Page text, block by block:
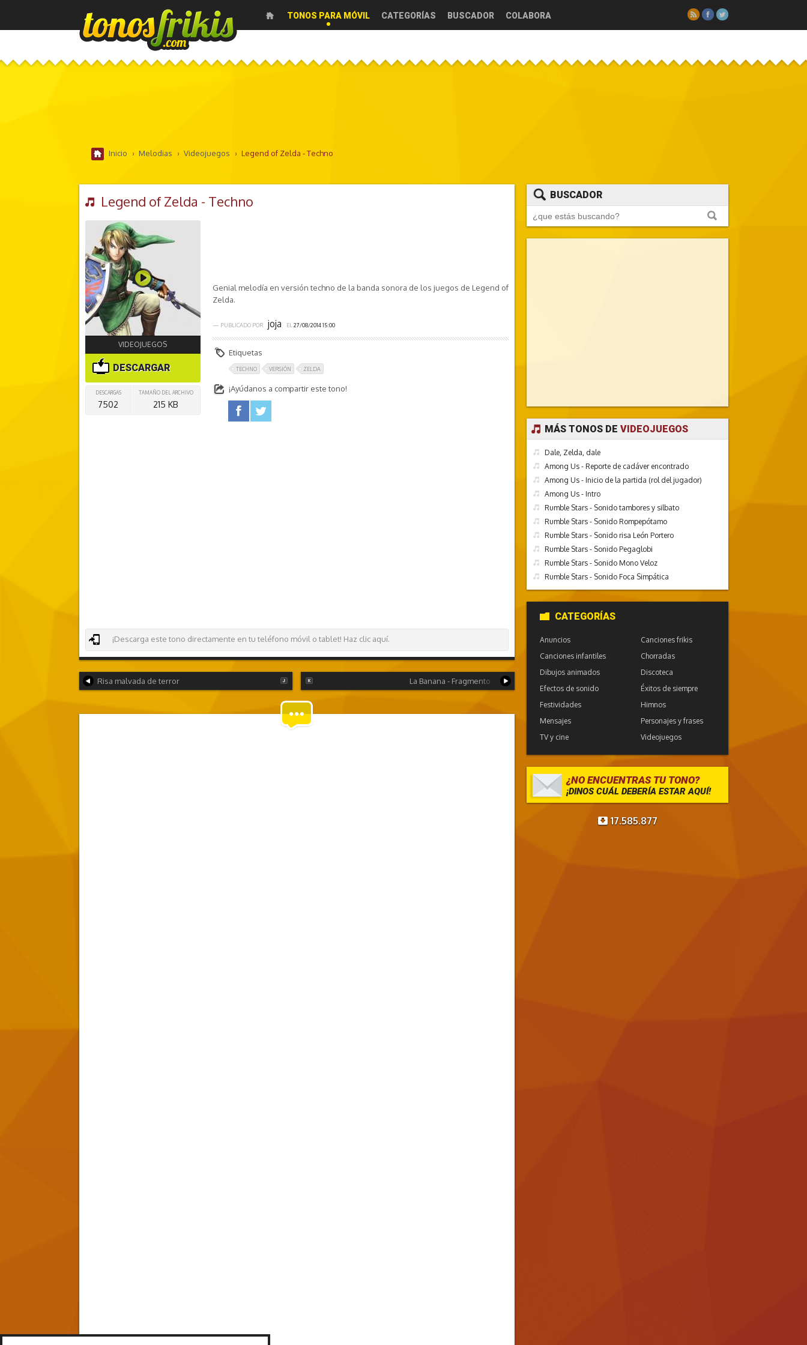
TONOS PARA MÓVIL CATEGORÍAS BUSCADOR COLABORA
Inicio › Melodias › Videojuegos › Legend of Zelda - Techno
Legend of Zelda - Techno
VIDEOJUEGOS
DESCARGAR
DESCARGAS
7502
TAMAÑO DEL ARCHIVO
215 KB
Genial melodía en versión techno de la banda sonora de los juegos de Legend of
Zelda.
— PUBLICADO POR joja EL 27/08/2014 15:00
Etiquetas
TECHNO VERSIÓN ZELDA
¡Ayúdanos a compartir este tono!
facebook
¡Descarga este tono directamente en tu teléfono móvil o tablet! Haz clic aquí.
Risa malvada de terror La Banana - Fragmento
BUSCADOR
MÁS TONOS DE VIDEOJUEGOS
Dale, Zelda, dale
Among Us - Reporte de cadáver encontrado
Among Us - Inicio de la partida (rol del jugador)
Among Us - Intro
Rumble Stars - Sonido tambores y silbato
Rumble Stars - Sonido Rompepótamo
Rumble Stars - Sonido risa León Portero
Rumble Stars - Sonido Pegaglobi
Rumble Stars - Sonido Mono Veloz
Rumble Stars - Sonido Foca Simpática
CATEGORÍAS
Anuncios
Canciones frikis
Canciones infantiles
Chorradas
Dibujos animados
Discoteca
Efectos de sonido
Éxitos de siempre
Festividades
Himnos
Mensajes
Personajes y frases
TV y cine
Videojuegos
¿NO ENCUENTRAS TU TONO?
¡DINOS CUÁL DEBERÍA ESTAR AQUÍ!
17.585.877